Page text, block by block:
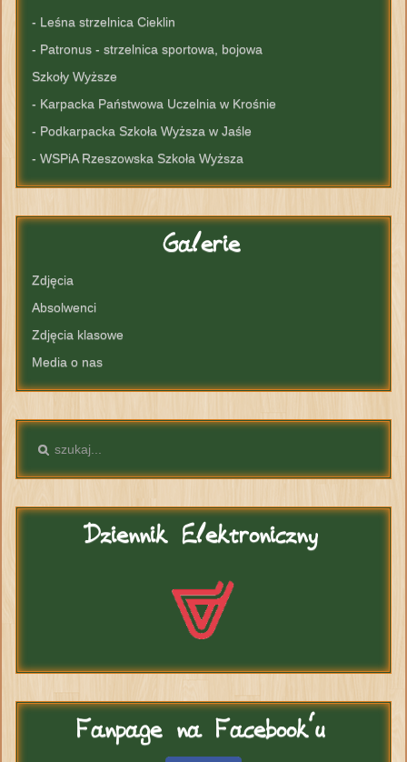
- Leśna strzelnica Cieklin
- Patronus - strzelnica sportowa, bojowa
Szkoły Wyższe
- Karpacka Państwowa Uczelnia w Krośnie
- Podkarpacka Szkoła Wyższa w Jaśle
- WSPiA Rzeszowska Szkoła Wyższa
Galerie
Zdjęcia
Absolwenci
Zdjęcia klasowe
Media o nas
DziennikElektroniczny
Fanpagena Facebook'u